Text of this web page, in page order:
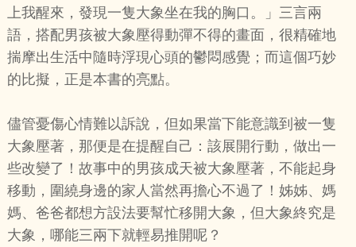
上我醒來，發現一隻大象坐在我的胸口。」三言兩
語，搭配男孩被大象壓得動彈不得的畫面，很精確地
揣摩出生活中隨時浮現心頭的鬱悶感覺；而這個巧妙
的比擬，正是本書的亮點。
儘管憂傷心情難以訴說，但如果當下能意識到被一隻
大象壓著，那便是在提醒自己：該展開行動，做出一
些改變了！故事中的男孩成天被大象壓著，不能起身
移動，圍繞身邊的家人當然再擔心不過了！姊姊、媽
媽、爸爸都想方設法要幫忙移開大象，但大象終究是
大象，哪能三兩下就輕易推開呢？